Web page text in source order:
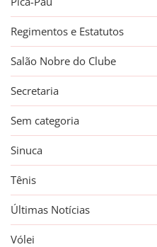
Regimentos e Estatutos
Salão Nobre do Clube
Secretaria
Sem categoria
Sinuca
Tênis
Últimas Notícias
Vólei